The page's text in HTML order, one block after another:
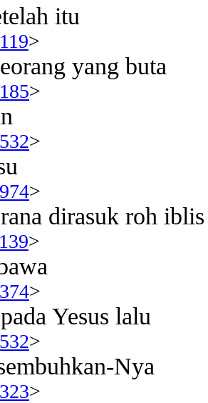
itu
>
yang buta
>
>
>
dirasuk roh iblis
>
>
Yesus lalu
>
Nya
>